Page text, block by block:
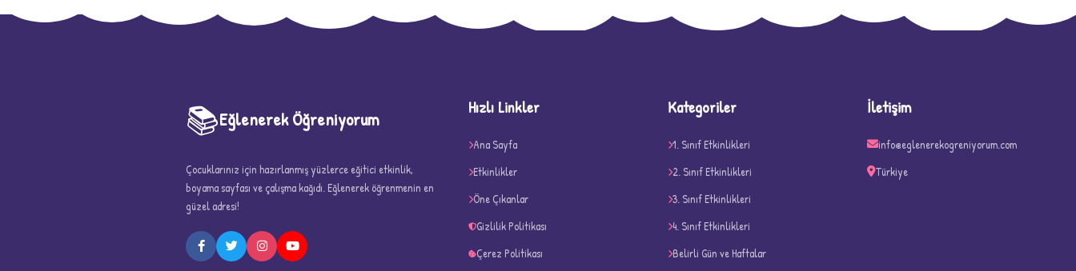
D
5
📚Eğlenerek Öğreniyorum
Çocuklarınız için hazırlanmış yüzlerce eğitici etkinlik,
boyama sayfası ve çalışma kağıdı. Eğlenerek öğrenmenin en
güzel adresi!
Hızlı Linkler
Ana Sayfa
Etkinlikler
Öne Çıkanlar
Gizlilik Politikası
Çerez Politikası
Kategoriler
1. Sınıf Etkinlikleri
2. Sınıf Etkinlikleri
3. Sınıf Etkinlikleri
4. Sınıf Etkinlikleri
Belirli Gün ve Haftalar
İletişim
info@eglenerekogreniyorum.com
Türkiye